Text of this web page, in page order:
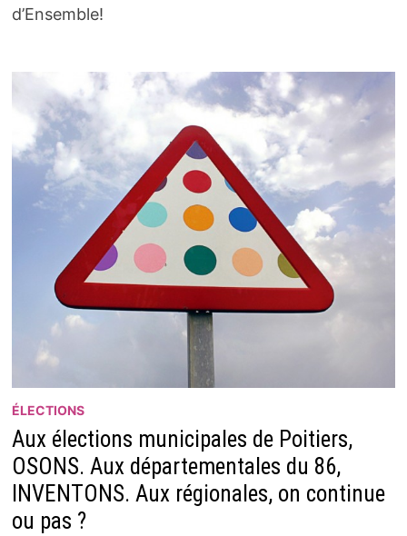
d’Ensemble!
ÉLECTIONS
Aux élections municipales de Poitiers,
OSONS. Aux départementales du 86,
INVENTONS. Aux régionales, on continue
ou pas ?